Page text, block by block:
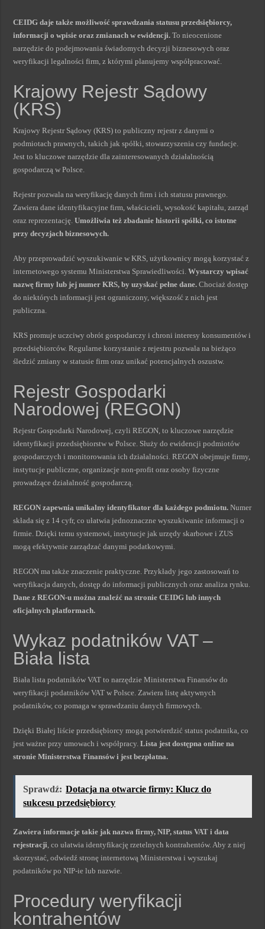
CEIDG daje także możliwość sprawdzania statusu przedsiębiorcy,
informacji o wpisie oraz zmianach w ewidencji. To nieocenione
narzędzie do podejmowania świadomych decyzji biznesowych oraz
weryfikacji legalności firm, z którymi planujemy współpracować.
Krajowy Rejestr Sądowy
(KRS)
Krajowy Rejestr Sądowy (KRS) to publiczny rejestr z danymi o
podmiotach prawnych, takich jak spółki, stowarzyszenia czy fundacje.
Jest to kluczowe narzędzie dla zainteresowanych działalnością
gospodarczą w Polsce.
Rejestr pozwala na weryfikację danych firm i ich statusu prawnego.
Zawiera dane identyfikacyjne firm, właścicieli, wysokość kapitału, zarząd
oraz reprezentację.Umożliwia też zbadanie historii spółki, co istotne
przy decyzjach biznesowych.
Aby przeprowadzić wyszukiwanie w KRS, użytkownicy mogą korzystać z
internetowego systemu Ministerstwa Sprawiedliwości.Wystarczy wpisać
nazwę firmy lub jej numer KRS, by uzyskać pełne dane. Chociaż dostęp
do niektórych informacji jest ograniczony, większość z nich jest
publiczna.
KRS promuje uczciwy obrót gospodarczy i chroni interesy konsumentów i
przedsiębiorców. Regularne korzystanie z rejestru pozwala na bieżąco
śledzić zmiany w statusie firm oraz unikać potencjalnych oszustw.
Rejestr Gospodarki
Narodowej (REGON)
Rejestr Gospodarki Narodowej, czyli REGON, to kluczowe narzędzie
identyfikacji przedsiębiorstw w Polsce. Służy do ewidencji podmiotów
gospodarczych i monitorowania ich działalności. REGON obejmuje firmy,
instytucje publiczne, organizacje non-profit oraz osoby fizyczne
prowadzące działalność gospodarczą.
REGON zapewnia unikalny identyfikator dla każdego podmiotu. Numer
składa się z 14 cyfr, co ułatwia jednoznaczne wyszukiwanie informacji o
firmie. Dzięki temu systemowi, instytucje jak urzędy skarbowe i ZUS
mogą efektywnie zarządzać danymi podatkowymi.
REGON ma także znaczenie praktyczne. Przykłady jego zastosowań to
weryfikacja danych, dostęp do informacji publicznych oraz analiza rynku.
Dane z REGON-u można znaleźć na stronie CEIDG lub innych
oficjalnych platformach.
Wykaz podatników VAT –
Biała lista
Biała lista podatników VAT to narzędzie Ministerstwa Finansów do
weryfikacji podatników VAT w Polsce. Zawiera listę aktywnych
podatników, co pomaga w sprawdzaniu danych firmowych.
Dzięki Białej liście przedsiębiorcy mogą potwierdzić status podatnika, co
jest ważne przy umowach i współpracy.Lista jest dostępna online na
stronie Ministerstwa Finansów i jest bezpłatna.
Sprawdź: Dotacja na otwarcie firmy: Klucz do
sukcesu przedsiębiorcy
Zawiera informacje takie jak nazwa firmy, NIP, status VAT i data
rejestracji, co ułatwia identyfikację rzetelnych kontrahentów. Aby z niej
skorzystać, odwiedź stronę internetową Ministerstwa i wyszukaj
podatników po NIP-ie lub nazwie.
Procedury weryfikacji
kontrahentów